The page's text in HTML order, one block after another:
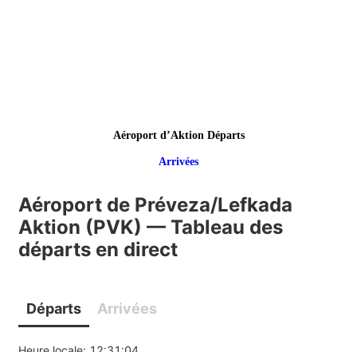
Aéroport d’Aktion Départs
Arrivées